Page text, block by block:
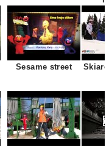
Sesame street